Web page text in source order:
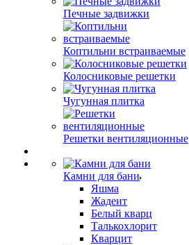
Печные задвижки
Коптильни встраиваемые
Колосниковые решетки
Чугунная плитка
Решетки вентиляционные
Камни для бани
Яшма
Жадеит
Белый кварц
Талькохлорит
Кварцит